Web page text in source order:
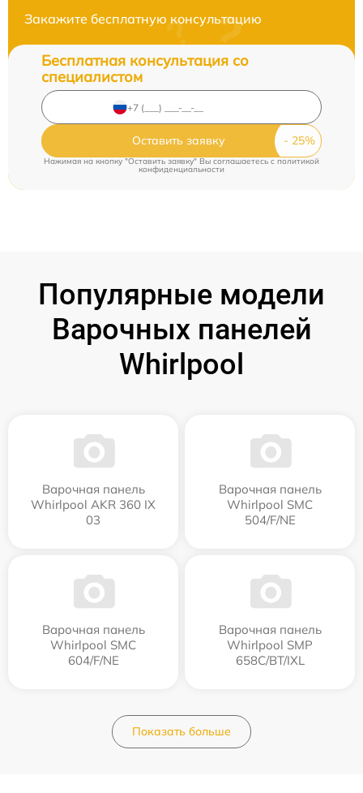
Закажите бесплатную консультацию
Бесплатная консультация со
специалистом
Оставить заявку
Нажимая на кнопку "Оставить заявку" Вы соглашаетесь c политикой
конфиденциальности
Популярные модели
Варочных панелей
Whirlpool
Варочная панель
Whirlpool AKR 360 IX
03
Варочная панель
Whirlpool SMC
504/F/NE
Варочная панель
Whirlpool SMC
604/F/NE
Варочная панель
Whirlpool SMP
658C/BT/IXL
Показать больше